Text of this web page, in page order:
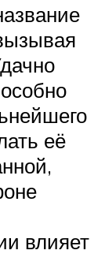
её
влияет